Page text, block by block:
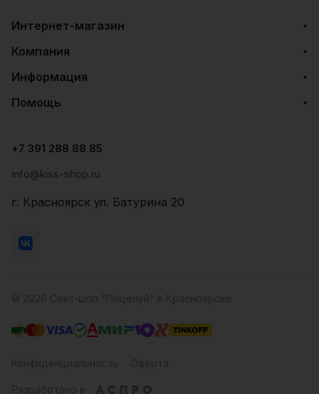
Интернет-магазин
Компания
Информация
Помощь
+7 391 288 88 85
info@kiss-shop.ru
г. Красноярск ул. Батурина 20